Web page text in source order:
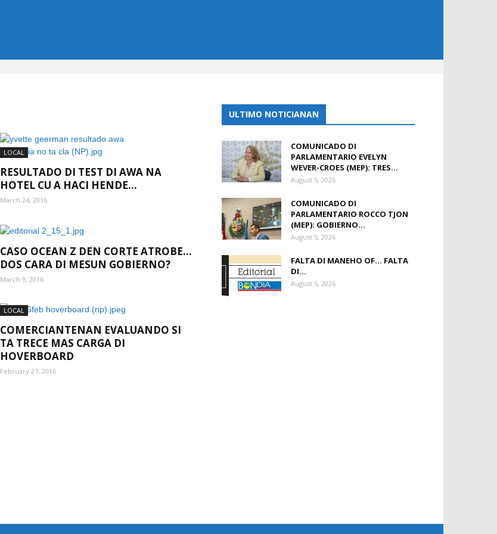
LOCAL
RESULTADO DI TEST DI AWA NA
HOTEL CU A HACI HENDE...
March 24, 2016
CASO OCEAN Z DEN CORTE ATROBE…
DOS CARA DI MESUN GOBIERNO?
March 9, 2016
LOCAL
COMERCIANTENAN EVALUANDO SI
TA TRECE MAS CARGA DI
HOVERBOARD
February 27, 2016
ULTIMO NOTICIANAN
COMUNICADO DI
PARLAMENTARIO EVELYN
WEVER-CROES (MEP): TRES...
August 5, 2026
COMUNICADO DI
PARLAMENTARIO ROCCO TJON
(MEP): GOBIERNO...
August 5, 2026
FALTA DI MANEHO OF… FALTA
DI...
August 5, 2026